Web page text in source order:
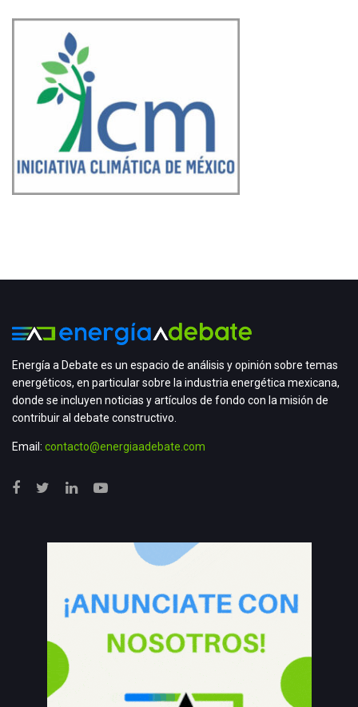
Energía a Debate es un espacio de análisis y opinión sobre temas
energéticos, en particular sobre la industria energética mexicana,
donde se incluyen noticias y artículos de fondo con la misión de
contribuir al debate constructivo.
Email: contacto@energiaadebate.com